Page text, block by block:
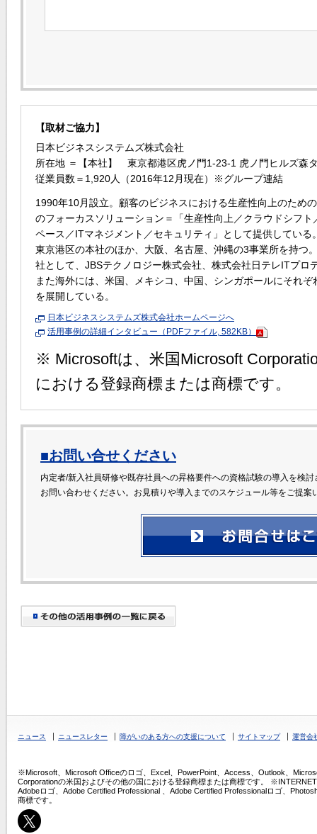
【取材ご協力】
日本ビジネスシステムズ株式会社
所在地 ＝【本社】 東京都港区虎ノ門1-23-1 虎ノ門ヒルズ森
従業員数＝1,920人（2016年12月現在）※グループ連結
1990年10月設立。顧客のビジネスにおける生産性向上のため
のフォーカスソリューション＝「生産性向上／クラウドシフト
ペース／ITマネジメント／セキュリティ」として提供している
東京港区の本社のほか、大阪、名古屋、沖縄の3事業所を持つ
社として、JBSテクノロジー株式会社、株式会社日テレITプロ
また海外には、米国、メキシコ、中国、シンガポールにそれぞ
を展開している。
日本ビジネスシステムズ株式会社ホームページへ
活用事例の詳細インタビュー（PDFファイル, 582KB）
※ Microsoftは、米国Microsoft
における登録商標または商標です。
■お問い合せください
内定者/新入社員研修や既存社員への昇格要件への資格試験の導入を検
お問い合わせください。お見積りや導入までのスケジュール等をご提案
ニュース ニュースレター 障がいのある方への支援について サイトマップ 運営会
※Microsoft、Microsoft Officeのロゴ、Excel、PowerPoint、Access、Outlook、
Corporationの米国およびその他の国における登録商標または商標です。
Adobeロゴ、Adobe Certified Professional 、Adobe Certified Professionalロゴ、
商標です。